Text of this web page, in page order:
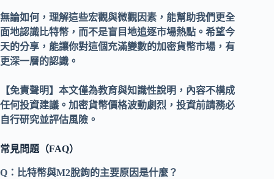
無論如何，理解這些宏觀與微觀因素，能幫助我們更全
面地認識比特幣 ，而不是盲目地追逐市場熱點。希望今
天的分享，能讓你對這個充滿變數的加密貨幣市場 ，有
更深一層的認識。
【免責聲明】本文僅為教育與知識性說明，內容不構成
任何投資建議。加密貨幣價格波動劇烈，投資前請務必
自行研究並評估風險。
常見問題（FAQ）
Q： 比特幣與M2脫鉤的主要原因是什麼？